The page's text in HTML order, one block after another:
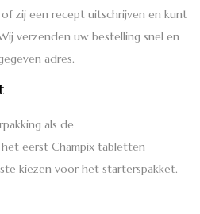
zij een recept uitschrijven en kunt
verzenden uw bestelling snel en
adres.
als de
eerst Champix tabletten
kiezen voor het starterspakket.